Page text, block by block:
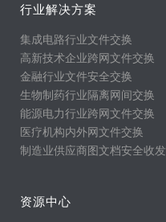
行业解决方案
集成电路行业文件交换
高新技术企业跨网文件交换
金融行业文件安全交换
生物制药行业隔离网间交换
能源电力行业跨网文件交换
医疗机构内外网文件交换
制造业供应商图文档安全收发
资源中心